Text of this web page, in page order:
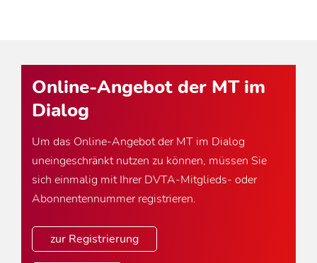
Online-Angebot der MT im
Dialog
Um das Online-Angebot der MT im Dialog
uneingeschränkt nutzen zu können, müssen Sie
sich einmalig mit Ihrer DVTA-Mitglieds- oder
Abonnentennummer registrieren.
zur Registrierung